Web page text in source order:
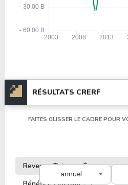
RÉSULTATS CRERF
annuel
FAITES GLISSER LE CADRE POUR
Revenus Totaux - $